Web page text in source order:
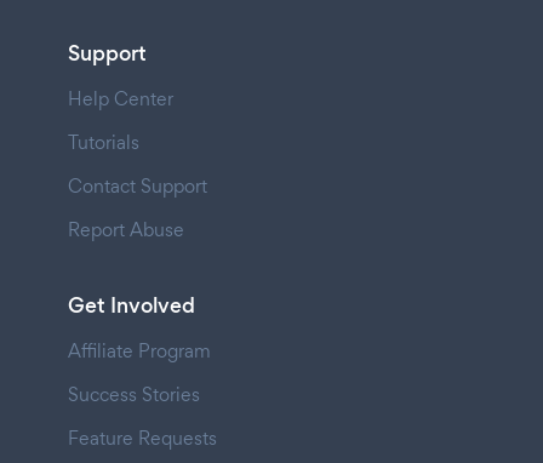
Support
Help Center
Tutorials
Contact Support
Report Abuse
Get Involved
Affiliate Program
Success Stories
Feature Requests